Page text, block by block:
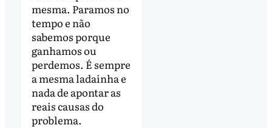
mesma. Paramos no
tempo e não
sabemos porque
ganhamos ou
perdemos. É sempre
a mesma ladainha e
nada de apontar as
reais causas do
problema.